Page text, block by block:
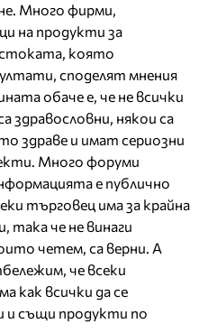
Много фирми,
на продукти за
която
споделят мнения
обаче е, че не всички
здравословни, някои са
здраве и имат сериозни
Много форуми
е публично
търговец има за крайна
така че не винаги
четем, са верни. А
че всеки
как всички да се
и същи продукти по